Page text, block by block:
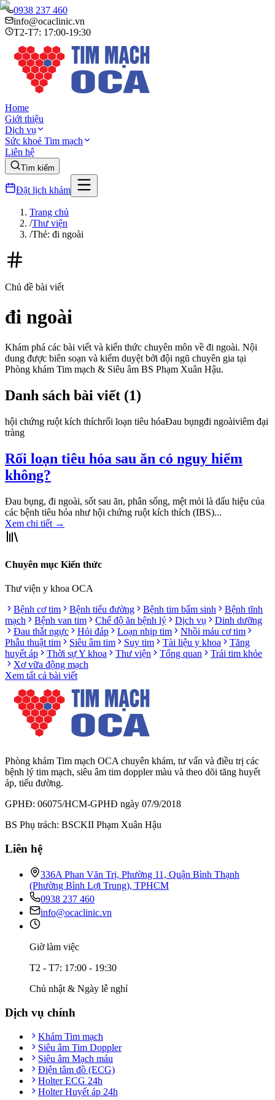
0938 237 460
info@ocaclinic.vn
T2-T7: 17:00-19:30
Home
Giới thiệu
Dịch vụ
Sức khoẻ Tim mạch
Liên hệ
Tìm kiếm
Đặt lịch khám
Trang chủ
/Thư viện
/Thẻ: đi ngoài
Chủ đề bài viết
đi ngoài
Khám phá các bài viết và kiến thức chuyên môn về đi ngoài. Nội
dung được biên soạn và kiểm duyệt bởi đội ngũ chuyên gia tại
Phòng khám Tim mạch & Siêu âm BS Phạm Xuân Hậu.
Danh sách bài viết (1)
hội chứng ruột kích thíchrối loạn tiêu hóaĐau bụngđi ngoàiviêm đại
tràng
Rối loạn tiêu hóa sau ăn có nguy hiểm
không?
Đau bụng, đi ngoài, sốt sau ăn, phân sống, mệt mỏi là dấu hiệu của
các bệnh tiêu hóa như hội chứng ruột kích thích (IBS)...
Xem chi tiết →
Chuyên mục Kiến thức
Thư viện y khoa OCA
Bệnh cơ tim
Bệnh tiểu đường Bệnh tim bẩm sinh
Bệnh tĩnh
mạch
Bệnh van tim Chế độ ăn bệnh lý Dịch vụ
Dinh dưỡng
Đau thắt ngực
Hỏi đáp Loạn nhịp tim
Nhồi máu cơ tim
Phẫu thuật tim
Siêu âm tim Suy tim Tài liệu y khoa
Tăng
huyết áp
Thời sự Y khoa Thư viện Tổng quan
Trái tim khỏe
Xơ vữa động mạch
Xem tất cả bài viết
Phòng khám Tim mạch OCA chuyên khám, tư vấn và điều trị các
bệnh lý tim mạch, siêu âm tim doppler màu và theo dõi tăng huyết
áp, tiểu đường.
GPHĐ: 06075/HCM-GPHĐ ngày 07/9/2018
BS Phụ trách: BSCKII Phạm Xuân Hậu
Liên hệ
336A Phan Văn Trị, Phường 11, Quận Bình Thạnh
(Phường Bình Lợi Trung), TPHCM
0938 237 460
info@ocaclinic.vn
Giờ làm việc
T2 - T7: 17:00 - 19:30
Chủ nhật & Ngày lễ nghỉ
Dịch vụ chính
Khám Tim mạch
Siêu âm Tim Doppler
Siêu âm Mạch máu
Điện tâm đồ (ECG)
Holter ECG 24h
Holter Huyết áp 24h